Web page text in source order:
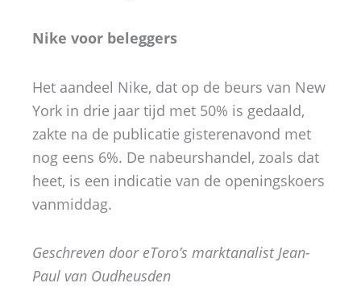
Nike voor beleggers
Het aandeel Nike, dat op de beurs van New
York in drie jaar tijd met 50% is gedaald,
zakte na de publicatie gisterenavond met
nog eens 6%. De nabeurshandel, zoals dat
heet, is een indicatie van de openingskoers
vanmiddag.
Geschreven door eToro’s marktanalist Jean-
Paul van Oudheusden